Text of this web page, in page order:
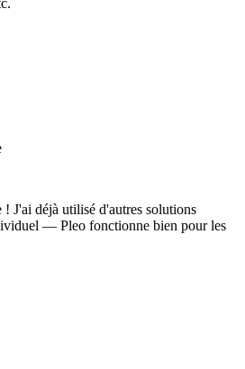
J'ai déjà utilisé d'autres solutions
— Pleo fonctionne bien pour les